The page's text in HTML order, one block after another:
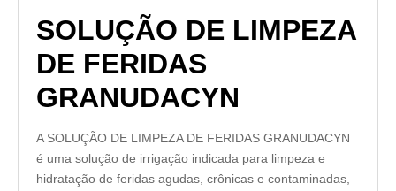
SOLUÇÃO DE LIMPEZA
DE FERIDAS
GRANUDACYN
A SOLUÇÃO DE LIMPEZA DE FERIDAS GRANUDACYN
é uma solução de irrigação indicada para limpeza e
hidratação de feridas agudas, crônicas e contaminadas,